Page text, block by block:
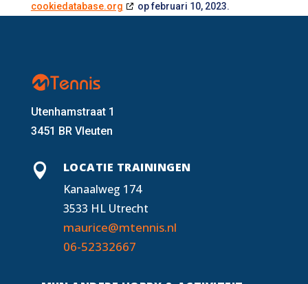
cookiedatabase.org
op februari 10, 2023.
Utenhamstraat 1
3451 BR Vleuten

LOCATIE TRAININGEN
Kanaalweg 174
3533 HL Utrecht
maurice@mtennis.nl
06-52332667